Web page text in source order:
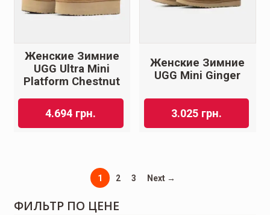
Женские Зимние
UGG Ultra Mini
Platform Chestnut
4.694 грн.
Женские Зимние
UGG Mini Ginger
3.025 грн.
1 2 3 Next →
ФИЛЬТР ПО ЦЕНЕ